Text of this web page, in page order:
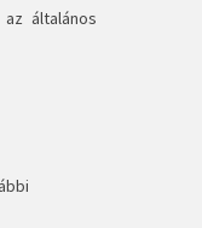
általános